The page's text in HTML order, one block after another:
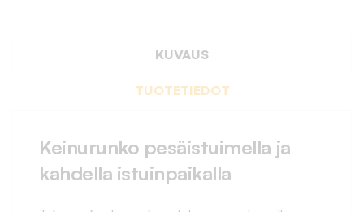
KUVAUS
TUOTETIEDOT
Keinurunko pesäistuimella ja
kahdella istuinpaikalla